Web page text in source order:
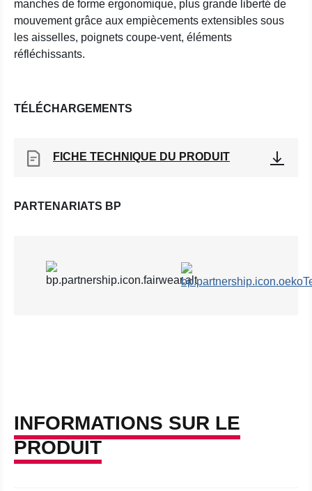
manches de forme ergonomique, plus grande liberté de
mouvement grâce aux empiècements extensibles sous
les aisselles, poignets coupe-vent, éléments
réfléchissants.
TÉLÉCHARGEMENTS
FICHE TECHNIQUE DU PRODUIT
PARTENARIATS BP
INFORMATIONS SUR LE
PRODUIT